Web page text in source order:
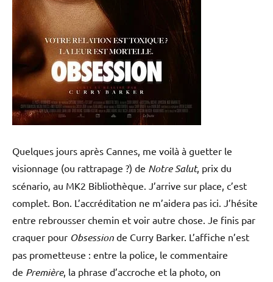
Quelques jours après Cannes, me voilà à guetter le
visionnage (ou rattrapage ?) de Notre Salut, prix du
scénario, au MK2 Bibliothèque. J’arrive sur place, c’est
complet. Bon. L’accréditation ne m’aidera pas ici. J’hésite
entre rebrousser chemin et voir autre chose. Je finis par
craquer pour Obsession de Curry Barker. L’affiche n’est
pas prometteuse : entre la police, le commentaire
de Première, la phrase d’accroche et la photo, on